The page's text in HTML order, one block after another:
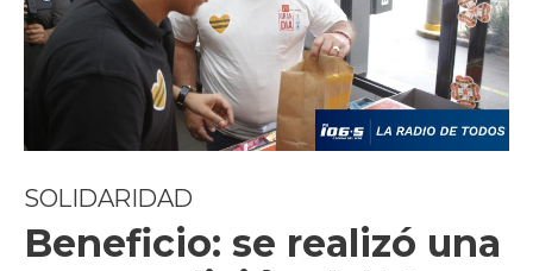
SOLIDARIDAD
Beneficio: se realizó una